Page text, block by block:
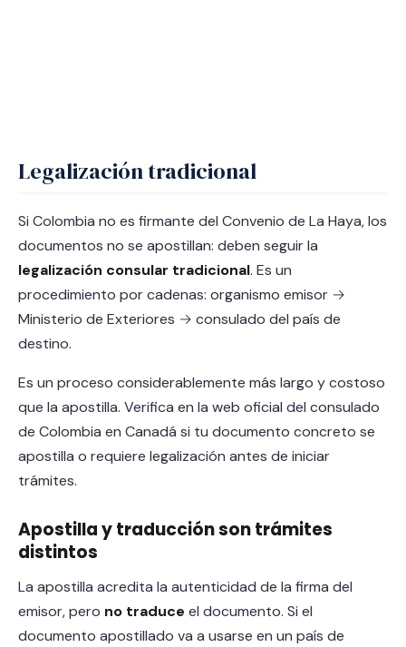
Legalización tradicional
Si Colombia no es firmante del Convenio de La Haya, los
documentos no se apostillan: deben seguir la
legalización consular tradicional. Es un
procedimiento por cadenas: organismo emisor →
Ministerio de Exteriores → consulado del país de
destino.
Es un proceso considerablemente más largo y costoso
que la apostilla. Verifica en la web oficial del consulado
de Colombia en Canadá si tu documento concreto se
apostilla o requiere legalización antes de iniciar
trámites.
Apostilla y traducción son trámites
distintos
La apostilla acredita la autenticidad de la firma del
emisor, pero no traduce el documento. Si el
documento apostillado va a usarse en un país de